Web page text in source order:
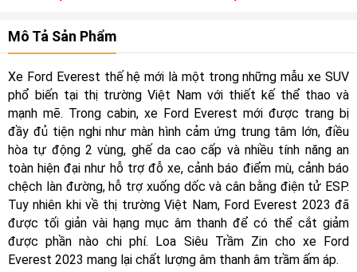
Mô Tả Sản Phẩm
Xe Ford Everest thế hệ mới là một trong những mẫu xe SUV
phổ biến tại thị trường Việt Nam với thiết kế thể thao và
mạnh mẽ. Trong cabin, xe Ford Everest mới được trang bị
đầy đủ tiện nghi như màn hình cảm ứng trung tâm lớn, điều
hòa tự động 2 vùng, ghế da cao cấp và nhiều tính năng an
toàn hiện đại như hỗ trợ đỗ xe, cảnh báo điểm mù, cảnh báo
chệch làn đường, hỗ trợ xuống dốc và cân bằng điện tử ESP.
Tuy nhiên khi về thị trường Việt Nam, Ford Everest 2023 đã
được tối giản vài hạng mục âm thanh để có thể cắt giảm
được phần nào chi phí. Loa Siêu Trầm Zin cho xe Ford
Everest 2023 mang lại chất lượng âm thanh âm trầm ấm áp.